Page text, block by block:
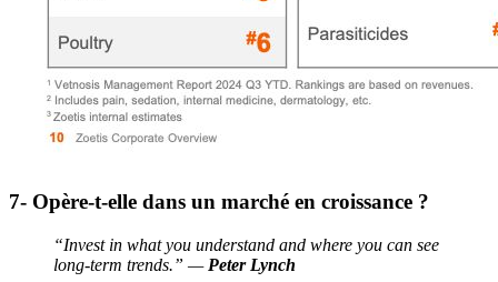
7- Opère-t-elle dans un marché en croissance ?
“Invest in what you understand and where you can see
long-term trends.” — Peter Lynch